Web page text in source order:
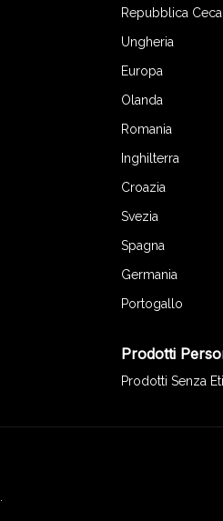
Repubblica Ceca
Ungheria
Europa
Olanda
Romania
Inghilterra
Croazia
Svezia
Spagna
Germania
Portogallo
Prodotti
Prodotti Senza